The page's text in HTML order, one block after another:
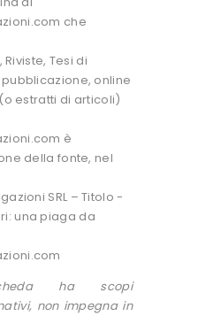
che
Tesi di
online
estratti di articoli)
è
della fonte, nel
SRL – Titolo -
una piaga da
ha scopi
non impegna in